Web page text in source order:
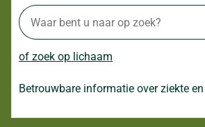
of zoek op lichaam
Betrouwbare informatie over ziekte